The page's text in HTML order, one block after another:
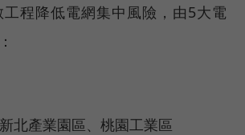
程降低電網集中風險，由5大電
北產業園區、桃園工業區